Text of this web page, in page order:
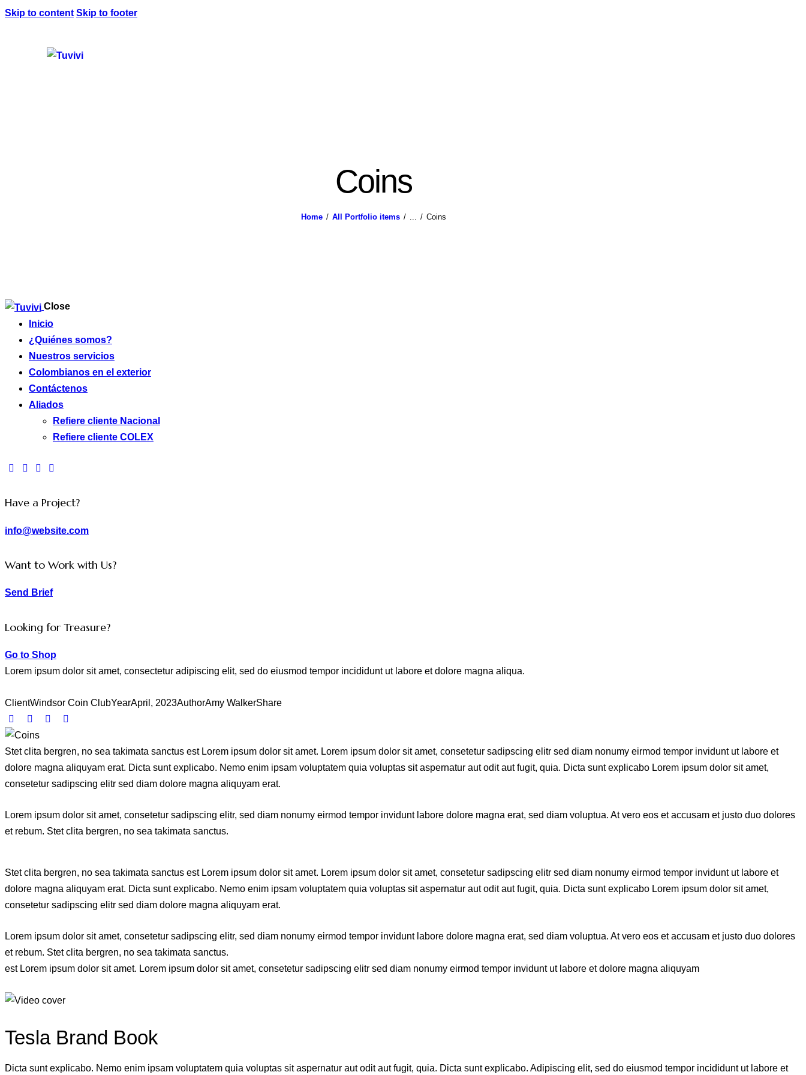
Skip to content Skip to footer
Coins
Home All Portfolio items Coins
Close
Inicio
¿Quiénes somos?
Nuestros servicios
Colombianos en el exterior
Contáctenos
Aliados
Refiere cliente Nacional
Refiere cliente COLEX
Have a Project?
info@website.com
Want to Work with Us?
Send Brief
Looking for Treasure?
Go to Shop
Lorem ipsum dolor sit amet, consectetur adipiscing elit, sed do eiusmod tempor incididunt ut labore et dolore magna aliqua.
ClientWindsor Coin ClubYearApril, 2023AuthorAmy WalkerShare
Stet clita bergren, no sea takimata sanctus est Lorem ipsum dolor sit amet. Lorem ipsum dolor sit amet, consetetur sadipscing elitr sed diam nonumy eirmod tempor invidunt ut labore et
dolore magna aliquyam erat. Dicta sunt explicabo. Nemo enim ipsam voluptatem quia voluptas sit aspernatur aut odit aut fugit, quia. Dicta sunt explicabo Lorem ipsum dolor sit amet,
consetetur sadipscing elitr sed diam dolore magna aliquyam erat.
Lorem ipsum dolor sit amet, consetetur sadipscing elitr, sed diam nonumy eirmod tempor invidunt labore dolore magna erat, sed diam voluptua. At vero eos et accusam et justo duo dolores
et rebum. Stet clita bergren, no sea takimata sanctus.
Stet clita bergren, no sea takimata sanctus est Lorem ipsum dolor sit amet. Lorem ipsum dolor sit amet, consetetur sadipscing elitr sed diam nonumy eirmod tempor invidunt ut labore et
dolore magna aliquyam erat. Dicta sunt explicabo. Nemo enim ipsam voluptatem quia voluptas sit aspernatur aut odit aut fugit, quia. Dicta sunt explicabo Lorem ipsum dolor sit amet,
consetetur sadipscing elitr sed diam dolore magna aliquyam erat.
Lorem ipsum dolor sit amet, consetetur sadipscing elitr, sed diam nonumy eirmod tempor invidunt labore dolore magna erat, sed diam voluptua. At vero eos et accusam et justo duo dolores
et rebum. Stet clita bergren, no sea takimata sanctus.
est Lorem ipsum dolor sit amet. Lorem ipsum dolor sit amet, consetetur sadipscing elitr sed diam nonumy eirmod tempor invidunt ut labore et dolore magna aliquyam
Tesla Brand Book
Dicta sunt explicabo. Nemo enim ipsam voluptatem quia voluptas sit aspernatur aut odit aut fugit, quia. Dicta sunt explicabo. Adipiscing elit, sed do eiusmod tempor incididunt ut labore et